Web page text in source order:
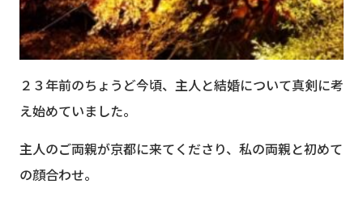
２３年前のちょうど今頃、主人と結婚について真剣に考
え始めていました。
主人のご両親が京都に来てくださり、私の両親と初めて
の顔合わせ。